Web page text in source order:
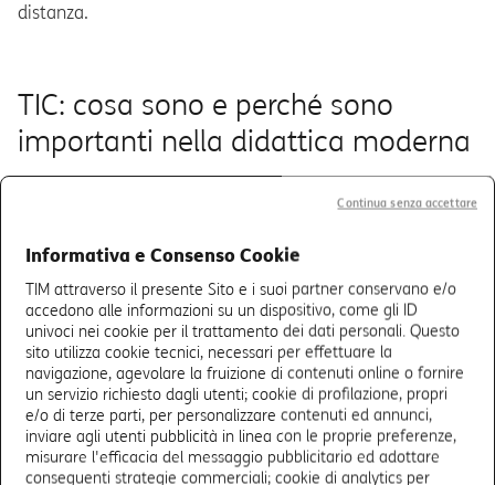
distanza.
TIC: cosa sono e perché sono
importanti nella didattica moderna
includono strumenti come piattaforme online,
essere integrate nel curriculum scolastico
L'importanza delle TIC nel contesto educativo si riflette
nella loro capacità diabbattere le barriere geografiche e
temporali, offrendo agli studenti e agli insegnanti
flessibilità e nuove possibilità di interazione e
collaborazione.
Le tecnologie digitali stimolano lo sviluppo di competenze
Informativa e Consenso Cookie
TIM attraverso il presente Sito e i suoi partner conservano e/o
accedono alle informazioni su un dispositivo, come gli ID
univoci nei cookie per il trattamento dei dati personali. Questo
sito utilizza cookie tecnici, necessari per effettuare la
navigazione, agevolare la fruizione di contenuti online o fornire
un servizio richiesto dagli utenti; cookie di profilazione, propri
e/o di terze parti, per personalizzare contenuti ed annunci,
inviare agli utenti pubblicità in linea con le proprie preferenze,
misurare l'efficacia del messaggio pubblicitario ed adottare
conseguenti strategie commerciali; cookie di analytics per
Continua senza accettare